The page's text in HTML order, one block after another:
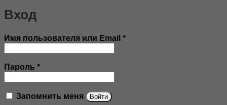
Вход
Имя пользователя или Email *Обязательно
Пароль *Обязательно
Запомнить меня Войти